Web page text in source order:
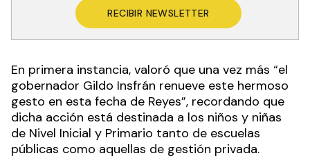
RECIBIR NEWSLETTER
En primera instancia, valoró que una vez más “el
gobernador Gildo Insfrán renueve este hermoso
gesto en esta fecha de Reyes”, recordando que
dicha acción está destinada a los niños y niñas
de Nivel Inicial y Primario tanto de escuelas
públicas como aquellas de gestión privada.